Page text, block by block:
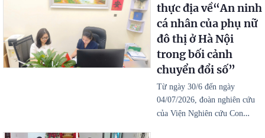
thực địa về“An ninh
cá nhân của phụ nữ
đô thị ở Hà Nội
trong bối cảnh
chuyển đổi số”
Từ ngày 30/6 đến ngày
04/07/2026, đoàn nghiên cứu
của Viện Nghiên cứu Con…